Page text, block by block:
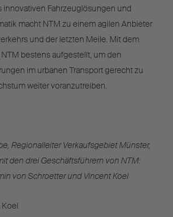
innovativen Fahrzeuglösungen und
macht NTM zu einem agilen Anbieter
und der letzten Meile. Mit dem
NTM bestens aufgestellt, um den
im urbanen Transport gerecht zu
weiter voranzutreiben.
Regionalleiter Verkaufsgebiet Münster,
den drei Geschäftsführern von NTM:
von Schroetter und Vincent Koel
Koel